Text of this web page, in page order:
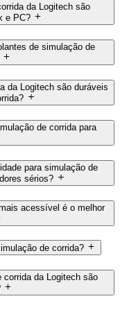
da Logitech são
e PC?
de simulação de
da Logitech são duráveis
de corrida para
para simulação de
sérios?
acessível é o melhor
de corrida?
da Logitech são